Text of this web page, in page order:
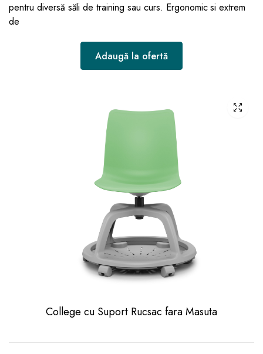
pentru diversă săli de training sau curs. Ergonomic si extrem
de
Adaugă la ofertă
College cu Suport Rucsac fara Masuta